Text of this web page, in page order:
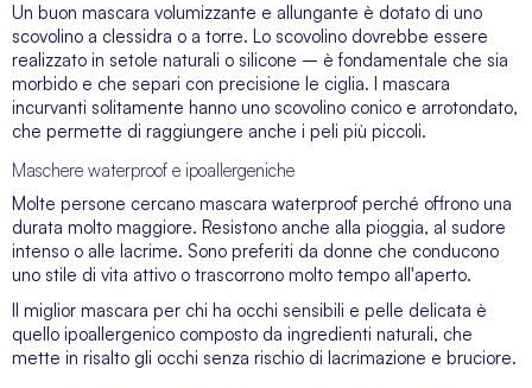
Un buon mascara volumizzante e allungante è dotato di uno
scovolino a clessidra o a torre. Lo scovolino dovrebbe essere
realizzato in setole naturali o silicone – è fondamentale che sia
morbido e che separi con precisione le ciglia. I mascara
incurvanti solitamente hanno uno scovolino conico e arrotondato,
che permette di raggiungere anche i peli più piccoli.
Maschere waterproof e ipoallergeniche
Molte persone cercano mascara waterproof perché offrono una
durata molto maggiore. Resistono anche alla pioggia, al sudore
intenso o alle lacrime. Sono preferiti da donne che conducono
uno stile di vita attivo o trascorrono molto tempo all'aperto.
Il miglior mascara per chi ha occhi sensibili e pelle delicata è
quello ipoallergenico composto da ingredienti naturali, che
mette in risalto gli occhi senza rischio di lacrimazione e bruciore.